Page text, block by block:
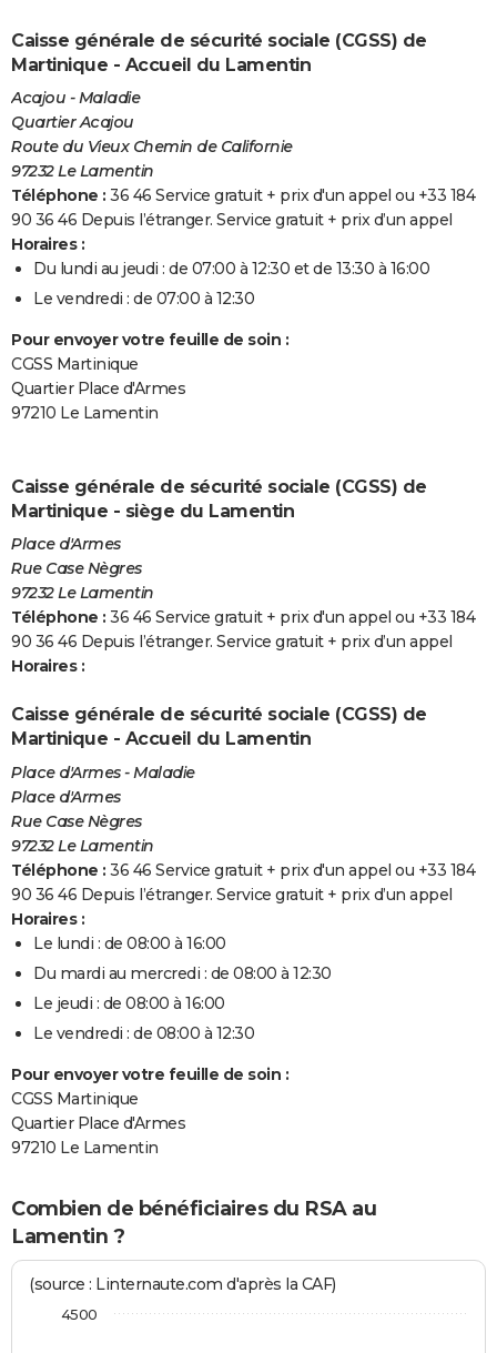
Caisse générale de sécurité sociale (CGSS) de
Martinique - Accueil du Lamentin
Acajou - Maladie
Quartier Acajou
Route du Vieux Chemin de Californie
97232 Le Lamentin
Téléphone : 36 46 Service gratuit + prix d'un appel ou +33 184
90 36 46 Depuis l’étranger. Service gratuit + prix d’un appel
Horaires :
Du lundi au jeudi : de 07:00 à 12:30 et de 13:30 à 16:00
Le vendredi : de 07:00 à 12:30
Pour envoyer votre feuille de soin :
CGSS Martinique
Quartier Place d'Armes
97210 Le Lamentin
Caisse générale de sécurité sociale (CGSS) de
Martinique - siège du Lamentin
Place d'Armes
Rue Case Nègres
97232 Le Lamentin
Téléphone : 36 46 Service gratuit + prix d'un appel ou +33 184
90 36 46 Depuis l’étranger. Service gratuit + prix d’un appel
Horaires :
Caisse générale de sécurité sociale (CGSS) de
Martinique - Accueil du Lamentin
Place d'Armes - Maladie
Place d'Armes
Rue Case Nègres
97232 Le Lamentin
Téléphone : 36 46 Service gratuit + prix d'un appel ou +33 184
90 36 46 Depuis l’étranger. Service gratuit + prix d’un appel
Horaires :
Le lundi : de 08:00 à 16:00
Du mardi au mercredi : de 08:00 à 12:30
Le jeudi : de 08:00 à 16:00
Le vendredi : de 08:00 à 12:30
Pour envoyer votre feuille de soin :
CGSS Martinique
Quartier Place d'Armes
97210 Le Lamentin
Combien de bénéficiaires du RSA au
Lamentin ?
(source : Linternaute.com d'après la CAF)
4500